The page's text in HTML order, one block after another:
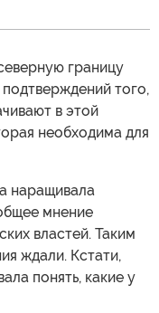
границу
того,
в этой
необходима для
наращивала
мнение
властей. Таким
ждали. Кстати,
понять, какие у